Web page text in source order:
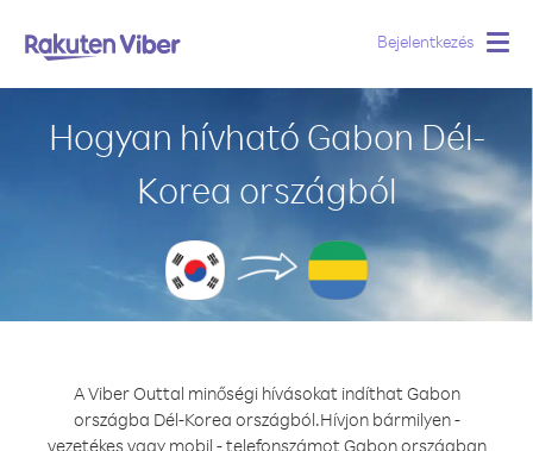
Bejelentkezés
Hogyan hívható Gabon Dél-
Korea országból
A Viber Outtal minőségi hívásokat indíthat Gabon
országba Dél-Korea országból.Hívjon bármilyen -
vezetékes vagy mobil - telefonszámot Gabon országban